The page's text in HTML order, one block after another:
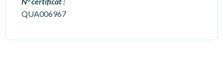
QUA006967